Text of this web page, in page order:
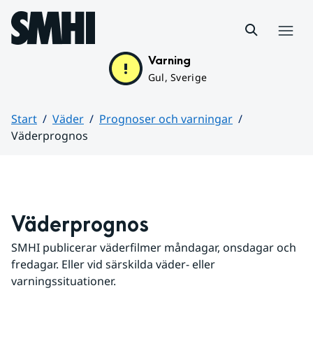
Hoppa till sidans innehåll
Varning
Gul, Sverige
Start Väder
Prognoser och varningar
Väderprognos
Väderprognos
SMHI publicerar väderfilmer måndagar, onsdagar och
fredagar. Eller vid särskilda väder- eller
varningssituationer.